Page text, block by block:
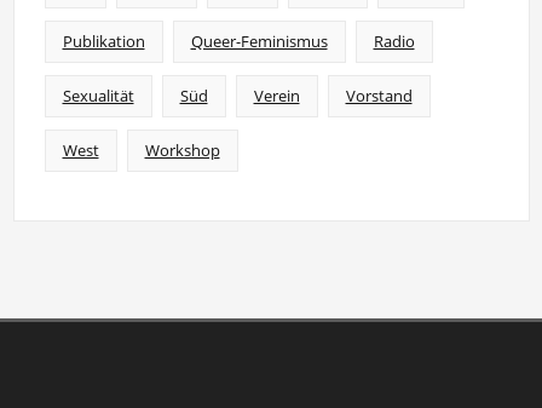
Publikation Queer-Feminismus Radio
Sexualität Süd Verein Vorstand
West Workshop